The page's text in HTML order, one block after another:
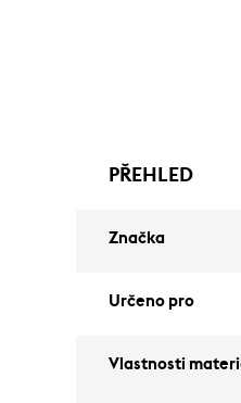
PŘEHLED
Značka
Určeno pro
Vlastnosti